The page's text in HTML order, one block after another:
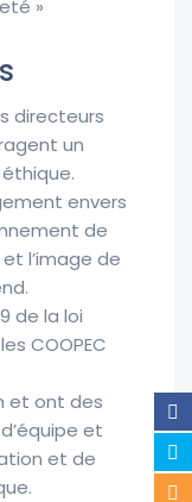
»
directeurs
un
envers
de
l’image de
de la loi
COOPEC
et ont des
et
et de